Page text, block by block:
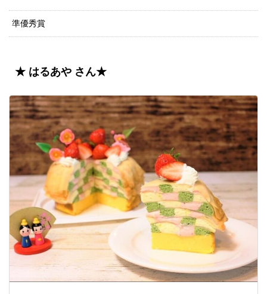
準優秀賞
★ はるあや さん★